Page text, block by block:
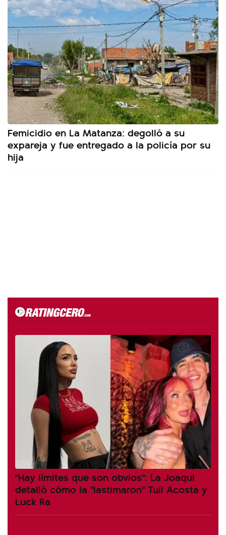
Femicidio en La Matanza: degolló a su
expareja y fue entregado a la policía por su
hija
"Hay límites que son obvios": La Joaqui
detalló cómo la "lastimaron" Tuli Acosta y
Luck Ra